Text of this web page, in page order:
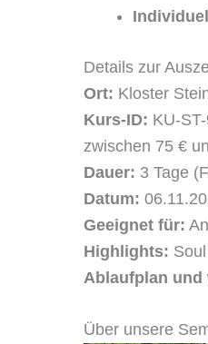
Details zur
Ort: Kloster
Kurs-ID: KU-
zwischen 75 €
Dauer: 3 Tage
Datum:
Geeignet für:
Highlights:
Ablaufplan
Über unsere